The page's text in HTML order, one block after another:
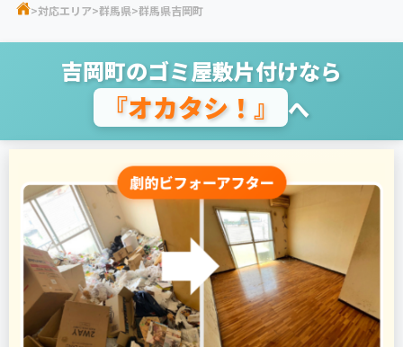
対応エリア 群馬県 群馬県吉岡町
吉岡町のゴミ屋敷片付けなら
『オカタシ！』 へ